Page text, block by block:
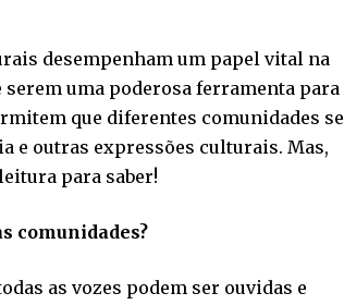
desempenham um papel vital na
uma poderosa ferramenta para
que diferentes comunidades se
e outras expressões culturais. Mas,
para saber!
comunidades?
as vozes podem ser ouvidas e